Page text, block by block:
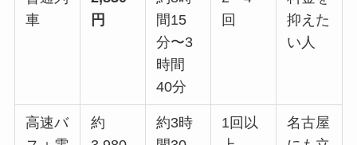
車
円
間15
分〜3
時間
40分
回
抑えた
い人
高速バ
約
約3時
1回以
名古屋